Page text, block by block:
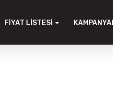
FIYAT LISTESI